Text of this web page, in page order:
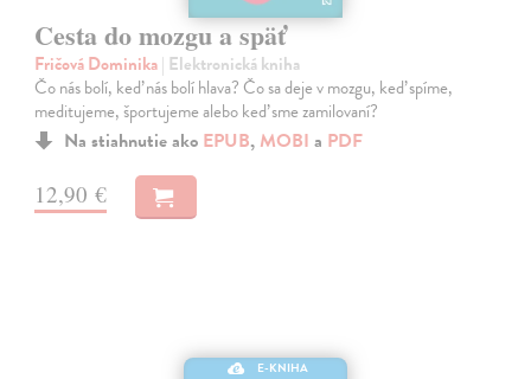
Cesta do mozgu a späť
Fričová Dominika| Elektronická kniha
Čo nás bolí, keď nás bolí hlava? Čo sa deje v mozgu, keď spíme,
meditujeme, športujeme alebo keď sme zamilovaní?
Na stiahnutie ako EPUB, MOBI a PDF
12,90 €
E-KNIHA